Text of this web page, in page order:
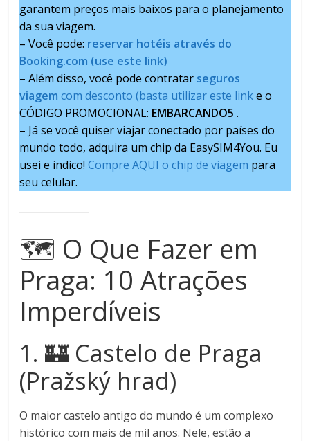
garantem preços mais baixos para o planejamento
da sua viagem.
– Você pode: reservar hotéis através do
Booking.com (use este link)
– Além disso, você pode contratar seguros
viagem com desconto (basta utilizar este linke o
CÓDIGO PROMOCIONAL: EMBARCANDO5 .
– Já se você quiser viajar conectado por países do
mundo todo, adquira um chip da EasySIM4You. Eu
usei e indico!Compre AQUI o chip de viagem para
seu celular.
🗺️ O Que Fazer em
Praga: 10 Atrações
Imperdíveis
1. 🏰 Castelo de Praga
(Pražský hrad)
O maior castelo antigo do mundo é um complexo
histórico com mais de mil anos. Nele, estão a